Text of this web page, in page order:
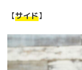
【サイド】